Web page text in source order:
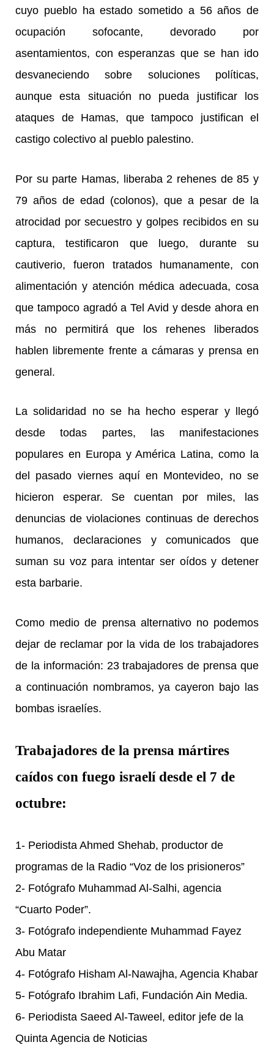
cuyo pueblo ha estado sometido a 56 años de
ocupación sofocante, devorado por
asentamientos, con esperanzas que se han ido
desvaneciendo sobre soluciones políticas,
aunque esta situación no pueda justificar los
ataques de Hamas, que tampoco justifican el
castigo colectivo al pueblo palestino.
Por su parte Hamas, liberaba 2 rehenes de 85 y
79 años de edad (colonos), que a pesar de la
atrocidad por secuestro y golpes recibidos en su
captura, testificaron que luego, durante su
cautiverio, fueron tratados humanamente, con
alimentación y atención médica adecuada, cosa
que tampoco agradó a Tel Avid y desde ahora en
más no permitirá que los rehenes liberados
hablen libremente frente a cámaras y prensa en
general.
La solidaridad no se ha hecho esperar y llegó
desde todas partes, las manifestaciones
populares en Europa y América Latina, como la
del pasado viernes aquí en Montevideo, no se
hicieron esperar. Se cuentan por miles, las
denuncias de violaciones continuas de derechos
humanos, declaraciones y comunicados que
suman su voz para intentar ser oídos y detener
esta barbarie.
Como medio de prensa alternativo no podemos
dejar de reclamar por la vida de los trabajadores
de la información: 23 trabajadores de prensa que
a continuación nombramos, ya cayeron bajo las
bombas israelíes.
Trabajadores de la prensa mártires
caídos con fuego israelí desde el 7 de
octubre:
1- Periodista Ahmed Shehab, productor de
programas de la Radio “Voz de los prisioneros”
2- Fotógrafo Muhammad Al-Salhi, agencia
“Cuarto Poder”.
3- Fotógrafo independiente Muhammad Fayez
Abu Matar
4- Fotógrafo Hisham Al-Nawajha, Agencia Khabar
5- Fotógrafo Ibrahim Lafi, Fundación Ain Media.
6- Periodista Saeed Al-Taweel, editor jefe de la
Quinta Agencia de Noticias